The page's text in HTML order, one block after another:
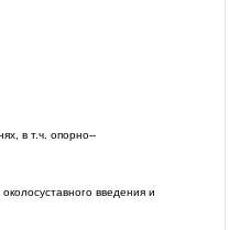
в т.ч. опорно--
введения и